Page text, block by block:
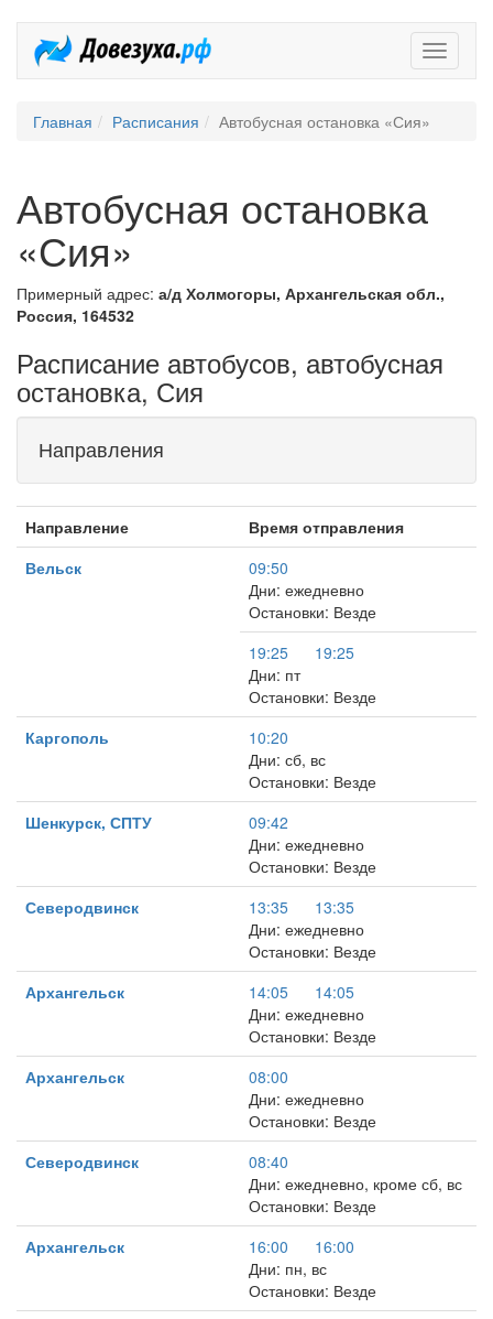
Главная Расписания Автобусная остановка «Сия»
Автобусная остановка
«Сия»
Примерный адрес: а/д Холмогоры, Архангельская обл.,
Россия, 164532
Расписание автобусов, автобусная
остановка, Сия
Направления
Направление
Время отправления
Вельск
09:50
Дни: ежедневно
Остановки: Везде
19:25
19:25
Дни: пт
Остановки: Везде
Каргополь
10:20
Дни: сб, вс
Остановки: Везде
Шенкурск, СПТУ
09:42
Дни: ежедневно
Остановки: Везде
Северодвинск
13:35
13:35
Дни: ежедневно
Остановки: Везде
Архангельск
14:05
14:05
Дни: ежедневно
Остановки: Везде
Архангельск
08:00
Дни: ежедневно
Остановки: Везде
Северодвинск
08:40
Дни: ежедневно, кроме сб, вс
Остановки: Везде
Архангельск
16:00
16:00
Дни: пн, вс
Остановки: Везде